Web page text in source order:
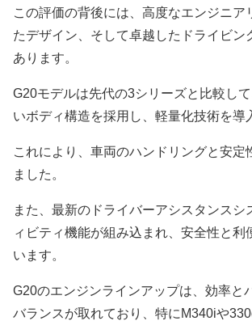
この評価の背後には、高度なエンジニア
たデザイン、そして卓越したドライビン
あります。
G20モデルは先代の3シリーズと比較し
いボディ構造を採用し、軽量化技術を導
これにより、車両のハンドリングと安定
ました。
また、最新のドライバーアシスタンスシ
ィビティ機能が組み込まれ、安全性と利
います。
G20のエンジンラインアップは、効率と
バランスが取れており、特にM340iや